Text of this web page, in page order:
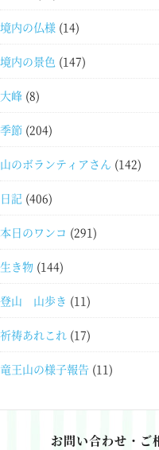
境内の仏様 (14)
境内の景色 (147)
大峰 (8)
季節 (204)
山のボランティアさん (142)
日記 (406)
本日のワンコ (291)
生き物 (144)
登山 山歩き (11)
祈祷あれこれ (17)
竜王山の様子報告 (11)
お問い合わせ・ご